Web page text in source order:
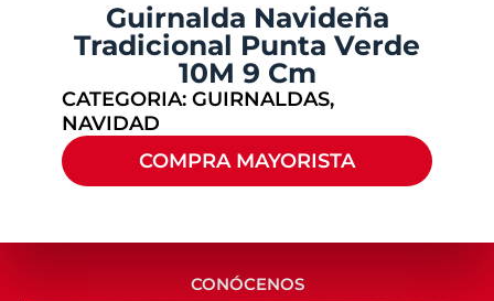
Guirnalda Navideña
Tradicional Punta Verde
10M 9 Cm
CATEGORIA: GUIRNALDAS,
NAVIDAD
COMPRA MAYORISTA
CONÓCENOS